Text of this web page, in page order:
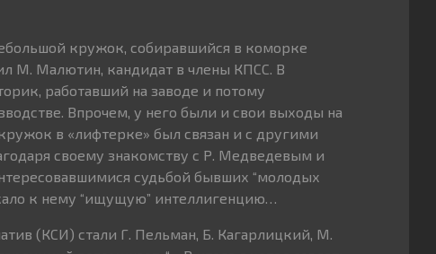
кружок, собиравшийся в коморке
М. Малютин, кандидат в члены КПСС. В
работавший на заводе и потому
Впрочем, у него были и свои выходы на
в «лифтерке» был связан и с другими
своему знакомству с Р. Медведевым и
судьбой бывших “молодых
к нему “ищущую” интеллигенцию…
(КСИ) стали Г. Пельман, Б. Кагарлицкий, М.